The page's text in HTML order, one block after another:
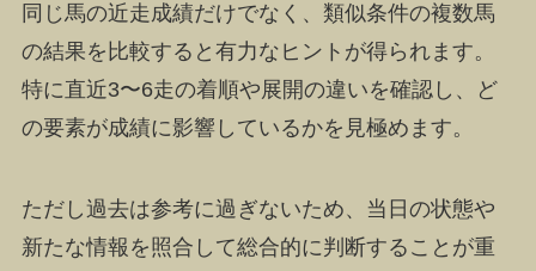
同じ馬の近走成績だけでなく、類似条件の複数馬
の結果を比較すると有力なヒントが得られます。
特に直近3〜6走の着順や展開の違いを確認し、ど
の要素が成績に影響しているかを見極めます。
ただし過去は参考に過ぎないため、当日の状態や
新たな情報を照合して総合的に判断することが重